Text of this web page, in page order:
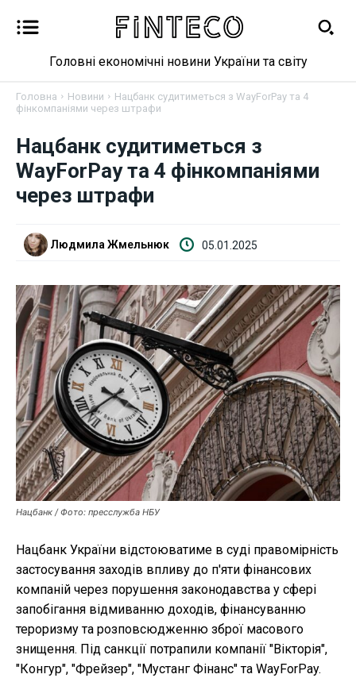
Новини
Бізнес
Криптовалюта
Робота і освіта
Публікації
ФОП
Курс валют
Головні економічні новини України та світу
Головна Новини
Нацбанк судитиметься з WayForPay та 4
фінкомпаніями через штрафи
Нацбанк судитиметься з
WayForPay та 4 фінкомпаніями
через штрафи
Людмила Жмельнюк 05.01.2025
Нацбанк / Фото: пресслужба НБУ
Нацбанк України відстоюватиме в суді правомірність
застосування заходів впливу до п'яти фінансових
компаній через порушення законодавства у сфері
запобігання відмиванню доходів, фінансуванню
тероризму та розповсюдженню зброї масового
знищення. Під санкції потрапили компанії "Вікторія",
"Конгур", "Фрейзер", "Мустанг Фінанс" та WayForPay.